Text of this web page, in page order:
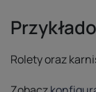
Rolety oraz